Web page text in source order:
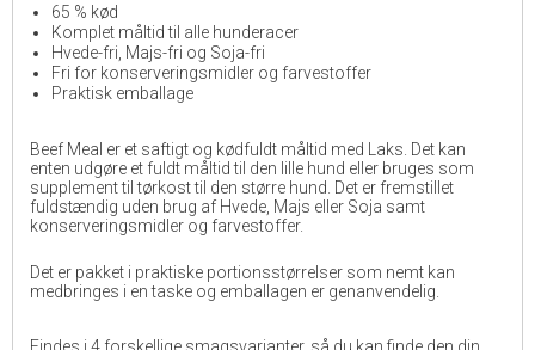
65 % kød
Komplet måltid til alle hunderacer
Hvede-fri, Majs-fri og Soja-fri
Fri for konserveringsmidler og farvestoffer
Praktisk emballage
Beef Meal er et saftigt og kødfuldt måltid med Laks. Det kan
enten udgøre et fuldt måltid til den lille hund eller bruges som
supplement til tørkost til den større hund. Det er fremstillet
fuldstændig uden brug af Hvede, Majs eller Soja samt
konserveringsmidler og farvestoffer.
Det er pakket i praktiske portionsstørrelser som nemt kan
medbringes i en taske og emballagen er genanvendelig.
Findes i 4 forskellige smagsvarianter, så du kan finde den din